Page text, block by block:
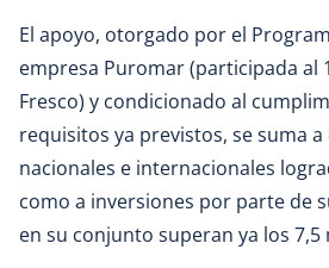
El apoyo, otorgado por el
empresa Puromar (participada al
Fresco) y condicionado al
requisitos ya previstos, se suma
nacionales e internacionales
como a inversiones por parte de
en su conjunto superan ya los